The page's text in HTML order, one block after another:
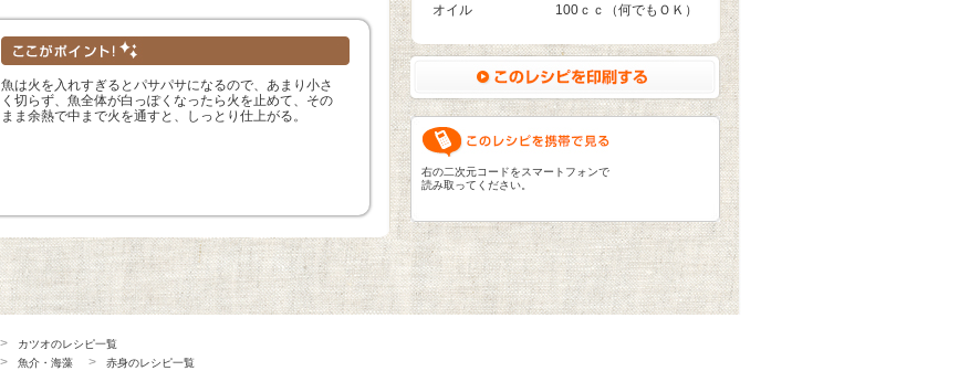
魚は火を入れすぎるとパサパサになるので、あまり小さ
く切らず、魚全体が白っぽくなったら火を止めて、その
まま余熱で中まで火を通すと、しっとり仕上がる。
オイル
100ｃｃ（何でもＯＫ）
右の二次元コードをスマートフォンで
読み取ってください。
カツオのレシピ一覧
魚介・海藻
赤身のレシピ一覧